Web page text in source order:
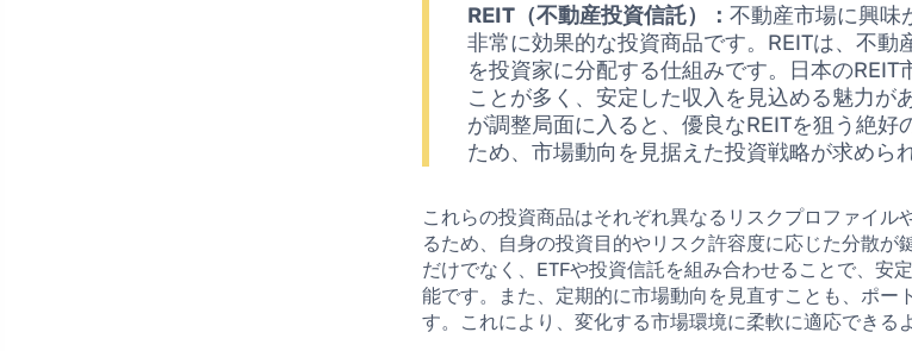
REIT（不動産投資信託）：不動産市場に興味
非常に効果的な投資商品です。REITは、不動
を投資家に分配する仕組みです。日本のREIT
ことが多く、安定した収入を見込める魅力が
が調整局面に入ると、優良なREITを狙う絶好
ため、市場動向を見据えた投資戦略が求めら
これらの投資商品はそれぞれ異なるリスクプロファイル
るため、自身の投資目的やリスク許容度に応じた分散が
だけでなく、ETFや投資信託を組み合わせることで、安
能です。また、定期的に市場動向を見直すことも、ポー
す。これにより、変化する市場環境に柔軟に適応できる